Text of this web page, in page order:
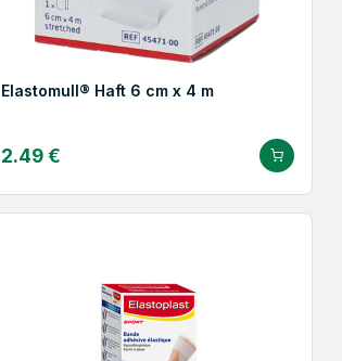
Elastomull® Haft 6 cm x 4 m
2.49 €